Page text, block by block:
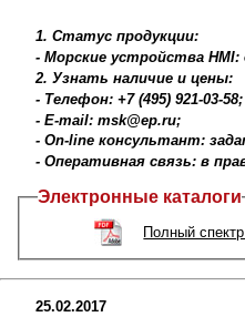
1. Статус продукции:
- Морские устройства
2. Узнать наличие и цены:
- Телефон: +7 (495) 921-03-58;
- E-mail: msk@ep.ru;
- On-line консультант:
- Оперативная связь: в
Электронные каталоги
Полный
25.02.2017